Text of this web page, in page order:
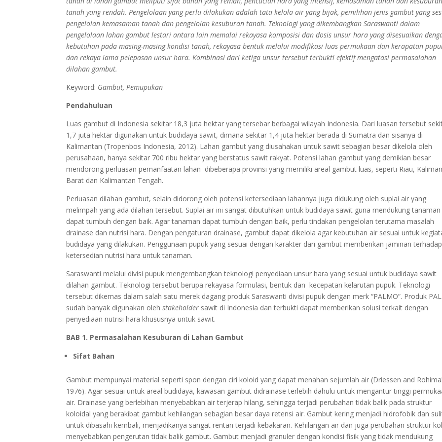
tanah yang rendah. Pengelolaan yang perlu dilakukan adalah tata kelola air yang bijak, pemilihan jenis gambut yang
pengelolan kemasaman tanah dan pengelolan kesuburan tanah. Teknologi yang dikembangkan Saraswanti dalam
pengelolaan lahan gambut lestari antara lain memalai rekayasa komposisi dan dosis unsur hara yang disesuaikan
kebutuhan pada masing-masing kondisi tanah, rekayasa bentuk melalui modifikasi luas permukaan dan kerapatan
dan rekaya lama pelepasan unsur hara. Kombinasi dari ketiga unsur tersebut terbukti efektif mengatasi permasalahan
dilahan gambut.
Keyword: Gambut, Pemupukan
Pendahuluan
Luas gambut di Indonesia sekitar 18,3 juta hektar yang tersebar berbagai wilayah Indonesia. Dari luasan tersebut
1,7 juta hektar digunakan untuk budidaya sawit, dimana sekitar 1,4 juta hektar berada di Sumatra dan sisanya di
Kalimantan (Tropenbos Indonesia, 2012). Lahan gambut yang diusahakan untuk sawit sebagian besar dikelola oleh
perusahaan, hanya sekitar 700 ribu hektar yang berstatus sawit rakyat. Potensi lahan gambut yang demikian besar
mendorong perluasan pemanfaatan lahan dibeberapa provinsi yang memiliki areal gambut luas, seperti Riau,
Barat dan Kalimantan Tengah.
Perluasan dilahan gambut, selain didorong oleh potensi ketersediaan lahannya juga didukung oleh suplai air yang
melimpah yang ada dilahan tersebut. Suplai air ini sangat dibutuhkan untuk budidaya sawit guna mendukung tanaman
dapat tumbuh dengan baik. Agar tanaman dapat tumbuh dengan baik, perlu tindakan pengelolan terutama masalah
drainase dan nutrisi hara. Dengan pengaturan drainase, gambut dapat dikelola agar kebutuhan air sesuai untuk
budidaya yang dilakukan. Penggunaan pupuk yang sesuai dengan karakter dari gambut memberikan jaminan terhadap
ketersedian nutrisi hara untuk tanaman.
Saraswanti melalui divisi pupuk mengembangkan teknologi penyediaan unsur hara yang sesuai untuk budidaya sawit
dilahan gambut. Teknologi tersebut berupa rekayasa formulasi, bentuk dan kecepatan kelarutan pupuk. Teknologi
tersebut dikemas dalam salah satu merek dagang produk Saraswanti divisi pupuk dengan merk “PALMO”. Produk
sudah banyak digunakan olehstakeholder sawit di Indonesia dan terbukti dapat memberikan solusi terkait dengan
penyediaan nutrisi hara khususnya untuk sawit.
BAB 1. Permasalahan Kesuburan di Lahan Gambut
Sifat Bahan
Gambut mempunyai material seperti spon dengan ciri koloid yang dapat menahan sejumlah air (Driessen and
1976). Agar sesuai untuk areal budidaya, kawasan gambut didrainase terlebih dahulu untuk mengantur tinggi
air. Drainase yang berlebihan menyebabkan air terjerap hilang, sehingga terjadi perubahan tidak balik pada struktur
koloidal yang berakibat gambut kehilangan sebagian besar daya retensi air. Gambut kering menjadi hidrofobik dan
untuk dibasahi kembali, menjadikanya sangat rentan terjadi kebakaran. Kehilangan air dan juga perubahan struktur
menyebabkan pengerutan tidak balik gambut. Gambut menjadi granuler dengan kondisi fisik yang tidak mendukung